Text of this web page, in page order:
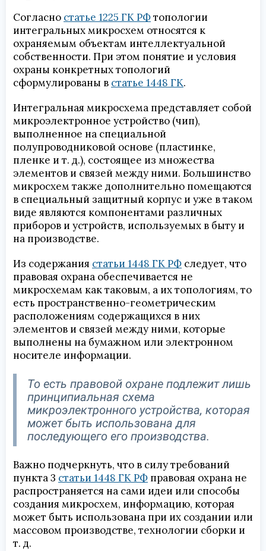
Согласно статье 1225 ГК РФтопологии
интегральных микросхем относятся к
охраняемым объектам интеллектуальной
собственности. При этом понятие и условия
охраны конкретных топологий
сформулированы в статье 1448 ГК.
Интегральная микросхема представляет собой
микроэлектронное устройство (чип),
выполненное на специальной
полупроводниковой основе (пластинке,
пленке и т. д.), состоящее из множества
элементов и связей между ними. Большинство
микросхем также дополнительно помещаются
в специальный защитный корпус и уже в таком
виде являются компонентами различных
приборов и устройств, используемых в быту и
на производстве.
Из содержания статьи 1448 ГК РФ следует, что
правовая охрана обеспечивается не
микросхемам как таковым, а их топологиям, то
есть пространственно-геометрическим
расположениям содержащихся в них
элементов и связей между ними, которые
выполнены на бумажном или электронном
носителе информации.
То есть правовой охране подлежит лишь
принципиальная схема
микроэлектронного устройства, которая
может быть использована для
последующего его производства.
Важно подчеркнуть, что в силу требований
пункта 3 статьи 1448 ГК РФ правовая охрана не
распространяется на сами идеи или способы
создания микросхем, информацию, которая
может быть использована при их создании или
массовом производстве, технологии сборки и
т. д.